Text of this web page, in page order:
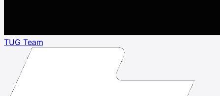
TUG Team